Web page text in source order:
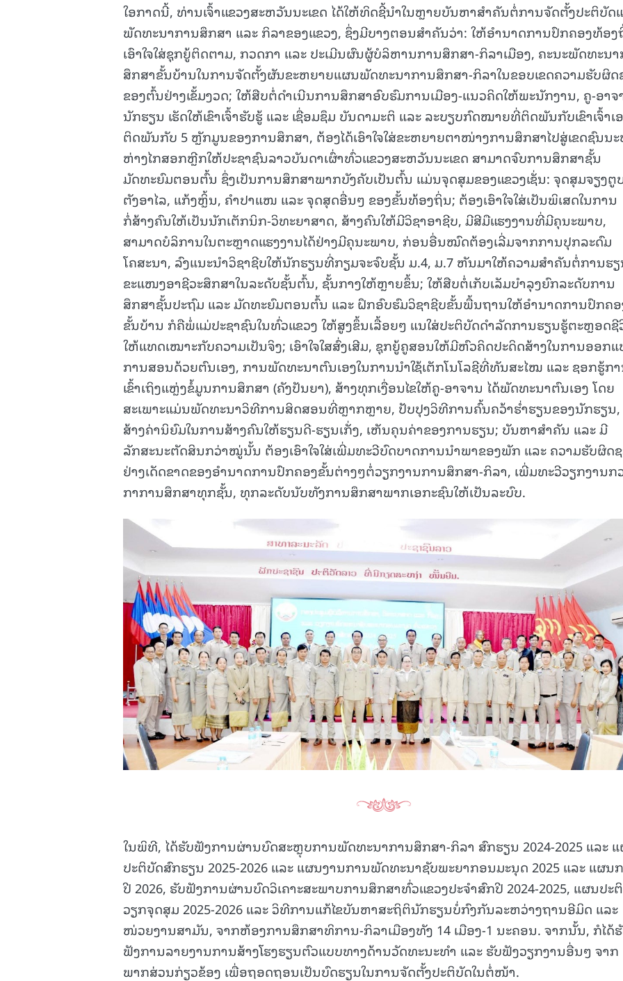
ໃອກາດນີ້, ທ່ານເຈົ້າແຂວງສະຫວັນນະເຂດ ໄດ້ໃຫ້ທິດຊີ້ນຳໃນຫຼາຍບັນຫາສຳຄັນຕໍ່ການຈັດຕັ້ງປະຕິບັດ
ພັດທະນາການສຶກສາ ແລະ ກິລາຂອງແຂວງ, ຊຶ່ງມີບາງຕອນສຳຄັນວ່າ: ໃຫ້ອຳນາດການປົກຄອງທ້ອງ
ເອົາໃຈໃສ່ຊຸກຍູ້ຕິດຕາມ, ກວດກາ ແລະ ປະເມີນຜົນຜູ້ບໍລິຫານການສຶກສາ-ກິລາເມືອງ, ຄະນະພັດທະນ
ສຶກສາຂັ້ນບ້ານໃນການຈັດຕັ້ງຜັນຂະຫຍາຍແຜນພັດທະນາການສຶກສາ-ກິລາໃນຂອບເຂດຄວາມຮັບຜິດ
ຂອງຕົ້ນຢ່າງເຂັ້ມງວດ; ໃຫ້ສືບຕໍ່ດຳເນີນການສຶກສາອົບຮົມການເມືອງ-ແນວຄິດໃຫ້ພະນັກງານ, ຄູ-ອາຈ
ນັກຮຽນ ເຮັດໃຫ້ເຂົາເຈົ້າຮັບຮູ້ ແລະ ເຊື່ອມຊຶມ ບັນດາມະຕິ ແລະ ລະບຽບກົດໝາຍທີ່ຕິດພັນກັບເຂົາເຈົ້າເ
ຕິດພັນກັບ 5 ຫຼັກມູນຂອງການສຶກສາ, ຕ້ອງໄດ້ເອົາໃຈໃສ່ຂະຫຍາຍຕາໜ່າງການສຶກສາໄປສູ່ເຂດຊົນນ
ຫ່າງໄກສອກຫຼີກໃຫ້ປະຊາຊົນລາວບັນດາເຜົ່າທົ່ວແຂວງສະຫວັນນະເຂດ ສາມາດຈົບການສຶກສາຊັ້ນ
ມັດທະຍົມຕອນຕົ້ນ ຊຶ່ງເປັນການສຶກສາພາກບັງຄັບເປັນຕົ້ນ ແມ່ນຈຸດສຸມຂອງແຂວງເຊັ່ນ: ຈຸດສຸມຈຽງຕູ
ຕັງອາໄລ, ແກ້ງຫຼິ້ນ, ຄໍາປາແໜ ແລະ ຈຸດສຸດອື່ນໆ ຂອງຂັ້ນທ້ອງຖິ່ນ; ຕ້ອງເອົາໃຈໃສ່ເປັນພິເສດໃນການ
ກໍ່ສ້າງຄົນໃຫ້ເປັນນັກເຕັກນິກ-ວິທະຍາສາດ, ສ້າງຄົນໃຫ້ມີວິຊາອາຊີບ, ມີສີມືແຮງງານທີ່ມີຄຸນະພາບ,
ສາມາດບໍລິການໃນຕະຫຼາດແຮງງານໄດ້ຢ່າງມີຄຸນະພາບ, ກ່ອນອື່ນໝົດຕ້ອງເລີ່ມຈາກການປຸກລະດົມ
ໂຄສະນາ, ລົງແນະນໍາວິຊາຊີບໃຫ້ນັກຮຽນທີ່ກຽມຈະຈົບຊັ້ນ ມ.4, ມ.7 ຫັນມາໃຫ້ຄວາມສຳຄັນຕໍ່ການຮ
ຂະແໜງອາຊີວະສຶກສາໃນລະດັບຊັ້ນຕົ້ນ, ຊັ້ນກາງໃຫ້ຫຼາຍຂຶ້ນ; ໃຫ້ສືບຕໍ່ເກັບເລັມບຳລຸງຍົກລະດັບການ
ສຶກສາຊັ້ນປະຖົມ ແລະ ມັດທະຍົມຕອນຕົ້ນ ແລະ ຝຶກອົບຮົມວິຊາຊີບຂັ້ນພື້ນຖານໃຫ້ອຳນາດການປົກຄ
ຂັ້ນບ້ານ ກໍຄືພໍ່ແມ່ປະຊາຊົນໃນທົ່ວແຂວງ ໃຫ້ສູງຂຶ້ນເລື້ອຍໆ ແນໃສ່ປະຕິບັດດຳລັດການຮຽນຮູ້ຕະຫຼອດຊີ
ໃຫ້ແທດເໝາະກັບຄວາມເປັນຈິງ; ເອົາໃຈໃສສົ່ງເສີມ, ຊຸກຍູ້ຄູສອນໃຫ້ມີຫົວຄິດປະດິດສ້າງໃນການອອກ
ການສອນດ້ວຍຕົນເອງ, ການພັດທະນາຕົນເອງໃນການນຳໃຊ້ເຕັກໂນໂລຊີທີ່ທັນສະໄໝ ແລະ ຊອກຮູ້ກ
ເຂົ້າເຖິງແຫຼ່ງຂໍ້ມູນການສຶກສາ (ຄັງປັນຍາ), ສ້າງທຸກເງື່ອນໄຂໃຫ້ຄູ-ອາຈານ ໄດ້ພັດທະນາຕົນເອງ ໂດຍ
ສະເພາະແມ່ນພັດທະນາວິທີການສິດສອນທີ່ຫຼາກຫຼາຍ, ປັບປຸງວິທີການຄົ້ນຄວ້າຮ່ຳຮຽນຂອງນັກຮຽນ,
ສ້າງຄ່ານິຍົມໃນການສ້າງຄົນໃຫ້ຮຽນດີ-ຮຽນເກັ່ງ, ເຫັນຄຸນຄ່າຂອງການຮຽນ; ບັນຫາສຳຄັນ ແລະ ມີ
ລັກສະນະຕັດສິນກວ່າໝູ່ນັ້ນ ຕ້ອງເອົາໃຈໃສ່ເພີ່ມທະວີບົດບາດການນຳພາຂອງພັກ ແລະ ຄວາມຮັບຜິດ
ຢ່າງເດັດຂາດຂອງອຳນາດການປົກຄອງຂັ້ນຕ່າງໆຕໍ່ວຽກງານການສຶກສາ-ກິລາ, ເພີ່ມທະວີວຽກງານກ
ກາການສຶກສາທຸກຊັ້ນ, ທຸກລະດັບນັບທັງການສຶກສາພາກເອກະຊົນໃຫ້ເປັນລະບົບ.
ໃນພິທີ, ໄດ້ຮັບຟັງການຜ່ານບົດສະຫຼຸບການພັດທະນາການສຶກສາ-ກິລາ ສົກຮຽນ 2024-2025 ແລະ
ປະຕິບັດສົກຮຽນ 2025-2026 ແລະ ແຜນງານການພັດທະນາຊັບພະຍາກອນມະນຸດ 2025 ແລະ ແຜນ
ປີ 2026, ຮັບຟັງການຜ່ານບົດວິເຄາະສະພາບການສຶກສາທົ່ວແຂວງປະຈຳສົກປີ 2024-2025, ແຜນປະ
ວຽກຈຸດສຸມ 2025-2026 ແລະ ວິທີການແກ້ໄຂບັນຫາສະຖິຕິນັກຮຽນບໍ່ກົງກັນລະຫວ່າງຖານອີມິດ ແລະ
ໜ່ວຍງານສາມັນ, ຈາກຫ້ອງການສຶກສາທິການ-ກິລາເມືອງທັງ 14 ເມືອງ-1 ນະຄອນ. ຈາກນັ້ນ, ກໍໄດ້
ຟັງການລາຍງານການສ້າງໂຮງຮຽນຕົວແບບທາງດ້ານວັດທະນະທຳ ແລະ ຮັບຟັງວຽກງານອື່ນໆ ຈາກ
ພາກສ່ວນກ່ຽວຂ້ອງ ເພື່ອຖອດຖອນເປັນບົດຮຽນໃນການຈັດຕັ້ງປະຕິບັດໃນຕໍ່ໜ້າ.